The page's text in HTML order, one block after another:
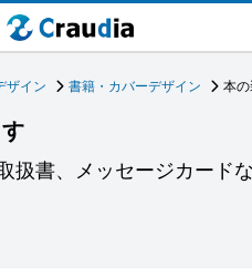
ザイン 書籍・カバーデザイン 本
書、メッセージカードな